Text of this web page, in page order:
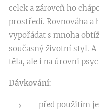
celek a zároveň ho
prostředí. Rovnováha a
vypořádat s mnoha
současný životní styl.
těla, ale i na úrovni
Dávkování:
před použitím